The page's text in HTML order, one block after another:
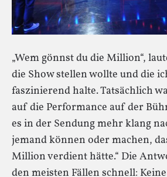
„Wem gönnst du die Million“,
die Show stellen wollte und die
faszinierend halte. Tatsächlich
auf die Performance auf der
es in der Sendung mehr klang
jemand können oder machen,
Million verdient hätte.“ Die
den meisten Fällen schnell: